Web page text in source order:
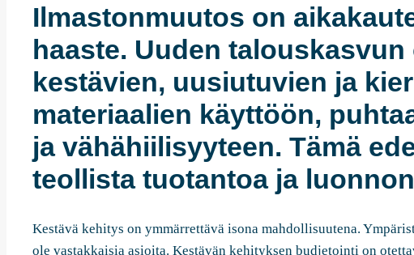
Ilmastonmuutos on
haaste. Uuden
kestävien, uusiutuvien ja
materiaalien käyttöön,
ja vähähiilisyyteen. Tämä
teollista tuotantoa ja
Kestävä kehitys on ymmärrettävä isona mahdollisuutena.
ole vastakkaisia asioita. Kestävän kehityksen budjetointi on